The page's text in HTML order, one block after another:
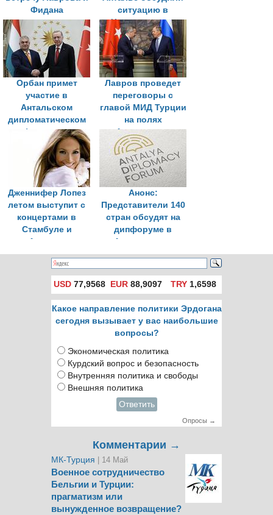
Фидана
ситуацию в
Черноморском
регионе
Орбан примет
участие в
Антальском
дипломатическом
форуме по
приглашению
Эрдогана
Лавров проведет
переговоры с
главой МИД Турции
на полях
Антальского
форума
Дженнифер Лопез
летом выступит с
концертами в
Стамбуле и
Анталье
Анонс:
Представители 140
стран обсудят на
дипфоруме в
Анталье пути
налаживания
диалога
USD 77,9568 EUR 88,9097 TRY1,6598
Какое направление политики Эрдогана
сегодня вызывает у вас наибольшие
вопросы?
Экономическая политика
Курдский вопрос и безопасность
Внутренняя политика и свободы
Внешняя политика
Ответить
Опросы →
Комментарии →
МК-Турция | 14 Май
Военное сотрудничество
Бельгии и Турции:
прагматизм или
вынужденное возвращение?